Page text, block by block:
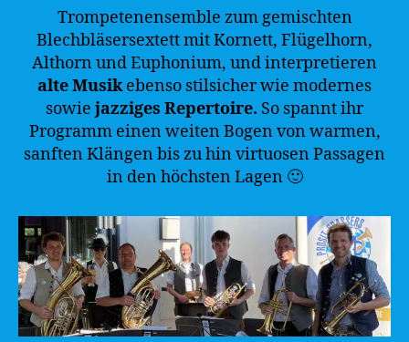
Trompetenensemble zum gemischten
Blechbläsersextett mit Kornett, Flügelhorn,
Althorn und Euphonium, und interpretieren
alte Musikebenso stilsicher wie modernes
sowie jazziges Repertoire. So spannt ihr
Programm einen weiten Bogen von warmen,
sanften Klängen bis zu hin virtuosen Passagen
in den höchsten Lagen 🙂